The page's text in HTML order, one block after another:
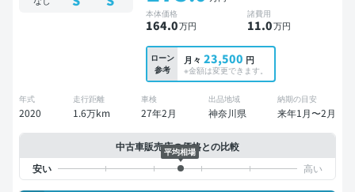
本体価格
164.0万円
諸費用
11.0万円
ローン
参考
月々 23,500 円
※金額は変更できます。
年式
2020
走行距離
1.6万km
車検
27年2月
出品地域
神奈川県
納期の目安
来年1月〜2月
中古車販売店の価格との比較
平均相場